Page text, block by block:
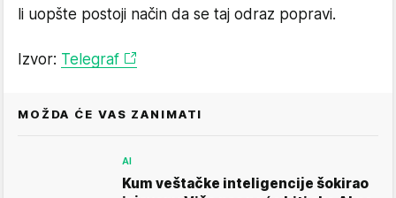
li uopšte postoji način da se taj odraz popravi.
Izvor: Telegraf
MOŽDA ĆE VAS ZANIMATI
AI
Kum veštačke inteligencije šokirao